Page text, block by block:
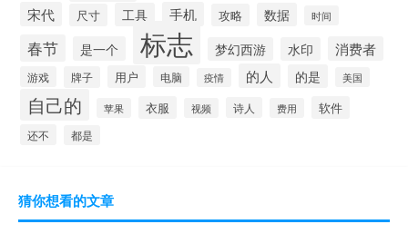
宋代 尺寸 工具 手机 攻略 数据 时间
春节 是一个 标志 梦幻西游 水印 消费者
游戏 牌子 用户 电脑 疫情 的人 的是 美国
自己的 苹果 衣服 视频 诗人 费用 软件
还不 都是
猜你想看的文章